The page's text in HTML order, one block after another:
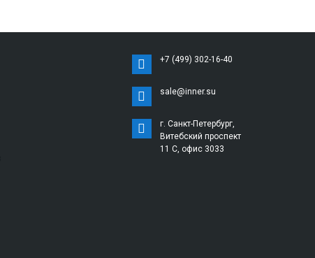
+7 (499) 302-16-40
sale@inner.su
г. Санкт-Петербург,
Витебский проспект
11 С, офис 3033